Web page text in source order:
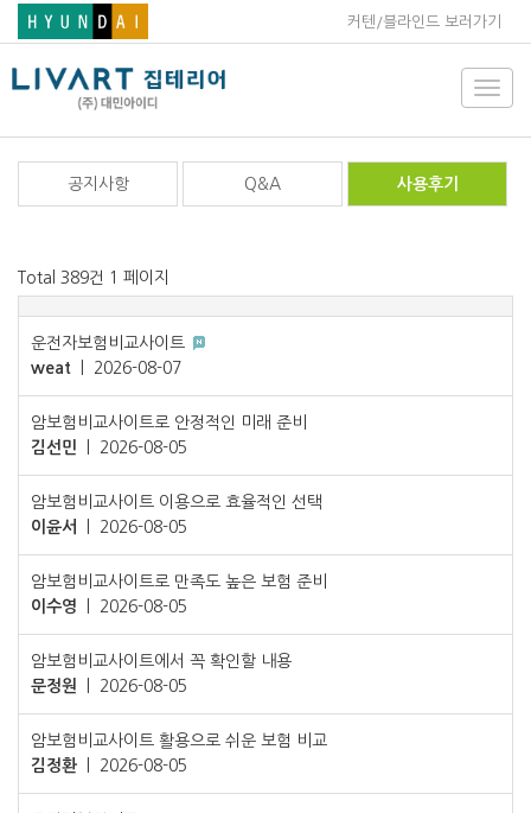
커텐/블라인드 보러가기
공지사항 Q&A 사용후기
Total 389건 1 페이지
운전자보험비교사이트
weat
2026-08-07
암보험비교사이트로 안정적인 미래 준비
김선민
2026-08-05
암보험비교사이트 이용으로 효율적인 선택
이윤서
2026-08-05
암보험비교사이트로 만족도 높은 보험 준비
이수영
2026-08-05
암보험비교사이트에서 꼭 확인할 내용
문정원
2026-08-05
암보험비교사이트 활용으로 쉬운 보험 비교
김정환
2026-08-05